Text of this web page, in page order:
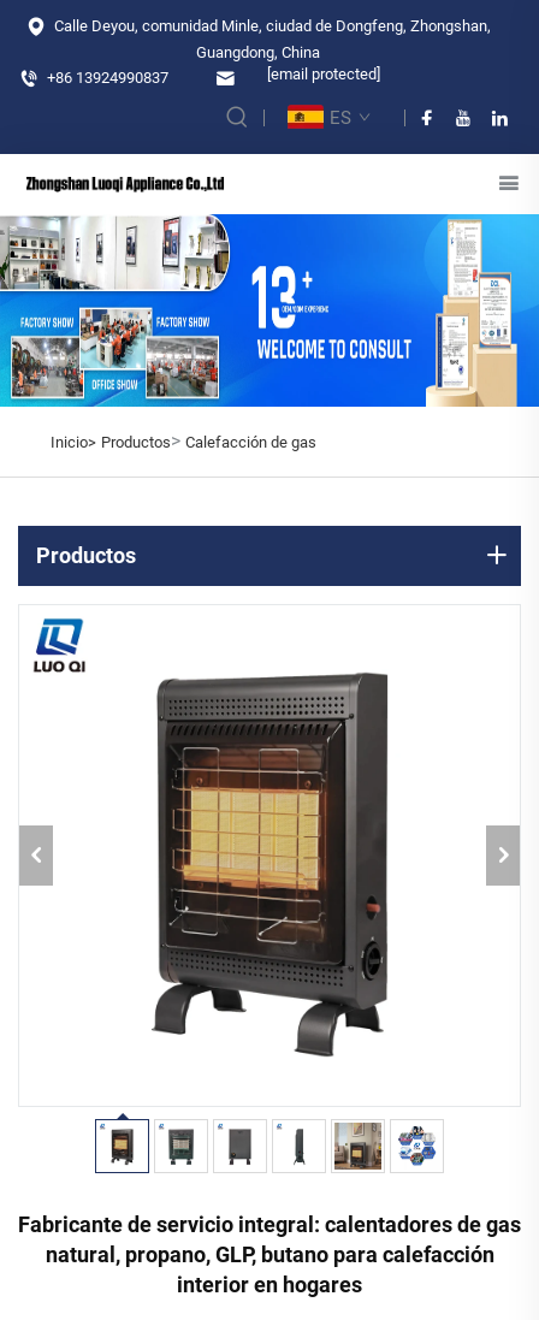
Calle Deyou, comunidad Minle, ciudad de Dongfeng, Zhongshan,
Guangdong, China
+86 13924990837
[email protected]
ES
Inicio> Productos> Calefacción de gas
Productos
Fabricante de servicio integral: calentadores de gas
natural, propano, GLP, butano para calefacción
interior en hogares